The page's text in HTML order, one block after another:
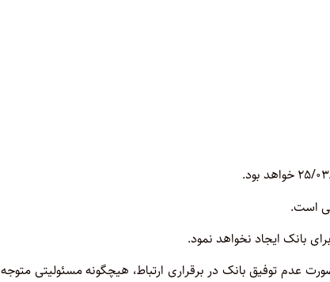
عدم توفیق بانک در برقراری ارتباط، هیچگونه مسئولیتی متوجه